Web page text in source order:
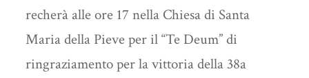
recherà alle ore 17 nella Chiesa di Santa
Maria della Pieve per il “Te Deum” di
ringraziamento per la vittoria della 38a